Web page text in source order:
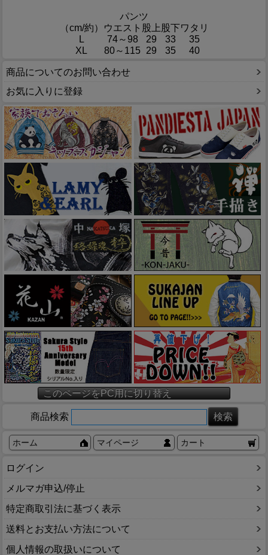
パンツ
（cm/約）
ウエスト 股上股下 ワタリ
L
74～98 29 33
35
XL
80～115 29 35 40
商品についてのお問い合わせ
お気に入りに登録
このページをPC用に切り替え
商品検索
ホーム マイページ カート
ログイン
メルマガ申込/停止
特定商取引法に基づく表示
送料とお支払い方法について
個人情報の取扱いについて